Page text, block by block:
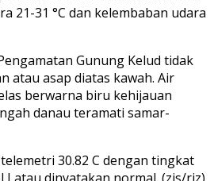
21-31 °C dan kelembaban udara
Gunung Kelud tidak
atau asap diatas kawah. Air
berwarna biru kehijauan
danau teramati samar-
30.82 C dengan tingkat